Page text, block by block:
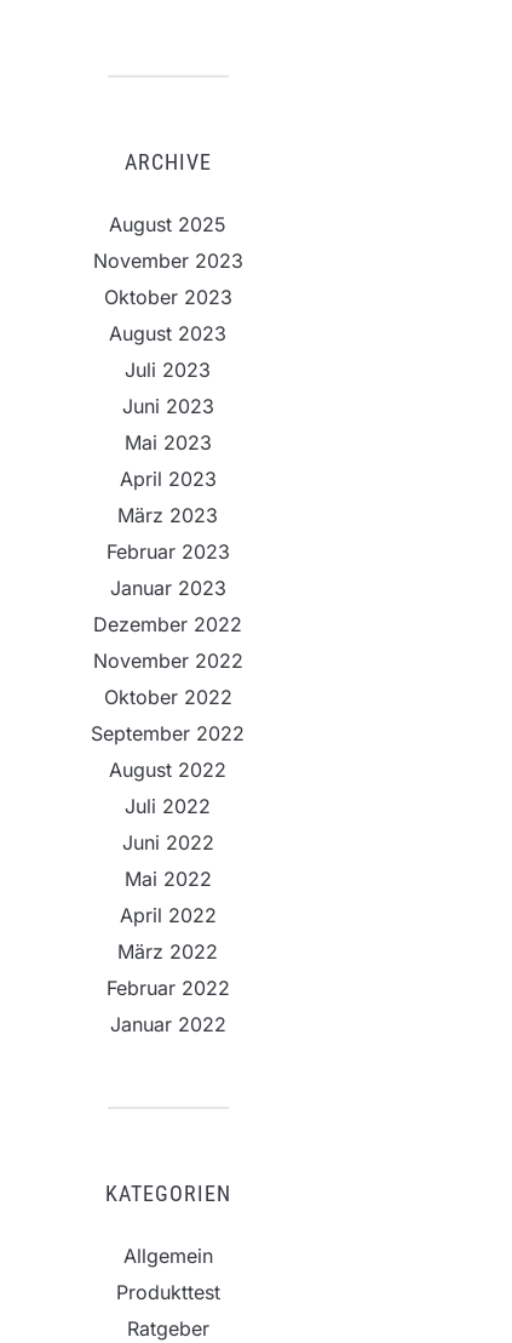
ARCHIVE
August 2025
November 2023
Oktober 2023
August 2023
Juli 2023
Juni 2023
Mai 2023
April 2023
März 2023
Februar 2023
Januar 2023
Dezember 2022
November 2022
Oktober 2022
September 2022
August 2022
Juli 2022
Juni 2022
Mai 2022
April 2022
März 2022
Februar 2022
Januar 2022
KATEGORIEN
Allgemein
Produkttest
Ratgeber